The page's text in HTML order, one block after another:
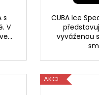
s
V
CUBA Ice
vyváženou
AKCE